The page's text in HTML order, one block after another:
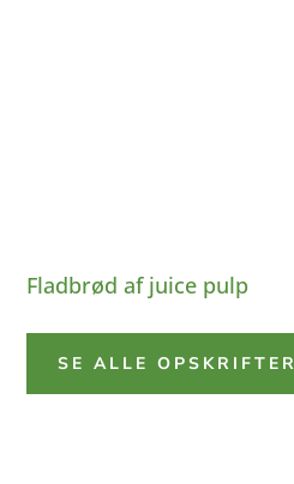
Fladbrød af juice pulp
SE ALLE OPSKRIFTER